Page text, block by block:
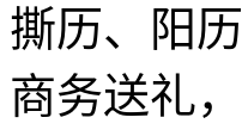
撕历、阳
商务送礼